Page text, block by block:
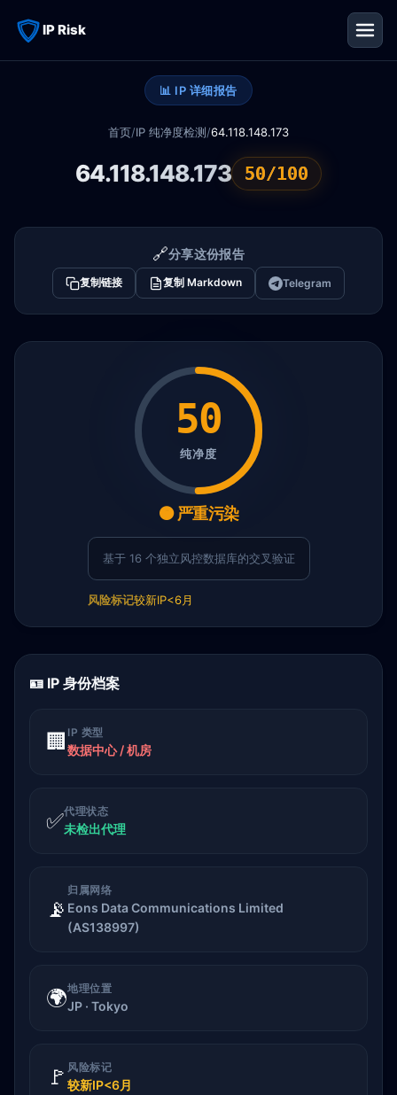
IP Risk
📊 IP 详细报告
首页/IP 纯净度检测/64.118.148.173
64.118.148.173 50/100
🔗分享这份报告
复制链接 复制 Markdown Telegram
50
纯净度
🟠 严重污染
基于 16 个独立风控数据库的交叉验证
风险标记较新IP<6月
🪪 IP 身份档案
🏢 IP 类型
数据中心 / 机房
✅代理状态
未检出代理
📡
归属网络
Eons Data Communications Limited
(AS138997)
🌍地理位置
JP · Tokyo
🚩 风险标记
较新IP<6月